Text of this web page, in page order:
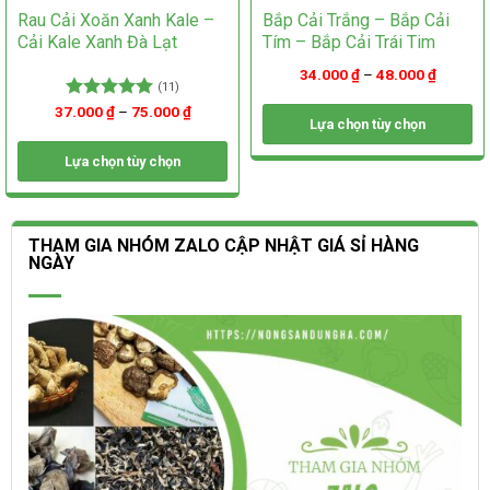
Rau Cải Xoăn Xanh Kale –
Cải Kale Xanh Đà Lạt
Được xếp
5 sao
(11)
37.000₫– 75.000₫
Lựa chọn tùy chọn
Sản
này
có
nhiều
biến
thể.
Các
tùy
chọn
có
thể
được
chọn
trên
Bắp Cải Trắng – Bắp Cải
Tím – Bắp Cải Trái Tim
34.000₫– 48.000₫
Lựa chọn tùy chọn
Sản
có
nhiều
biến
tùy
chọn
có
trang
THAM GIA NHÓM ZALO CẬP NHẬT GIÁ SỈ HÀNG
NGÀY